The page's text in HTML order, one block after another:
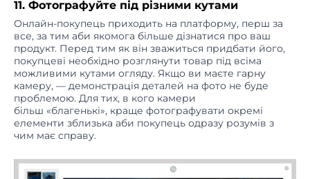
Онлайн-покупець приходить на платформу, перш за
все, за тим аби якомога більше дізнатися про ваш
продукт. Перед тим як він зважиться придбати його,
покупцеві необхідно розглянути товар під всіма
можливими кутами огляду. Якщо ви маєте гарну
камеру, — демонстрація деталей на фото не буде
проблемою. Для тих, в кого камери
більш «благенькі», краще фотографувати окремі
елементи зблизька аби покупець одразу розумів з
чим має справу.